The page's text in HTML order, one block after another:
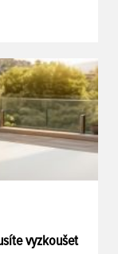
vyzkoušet